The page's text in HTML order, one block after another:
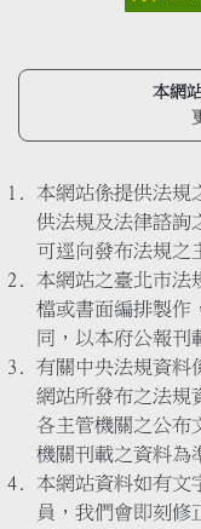
本網
本網站係提供法規
供法規及法律諮詢
可逕向發布法規之
本網站之臺北市法
檔或書面編排製作
同，以本府公報刊
有關中央法規資料
網站所發布之法規
各主管機關之公布
機關刊載之資料為
本網站資料如有文
員，我們會即刻修